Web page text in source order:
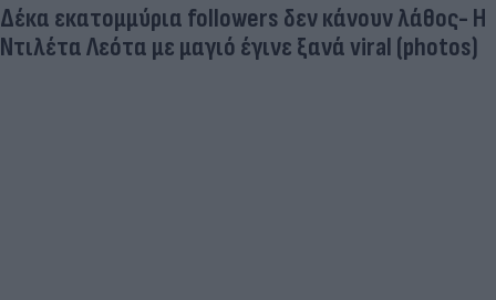
Δέκα εκατομμύρια followers δεν κάνουν λάθος- Η
Ντιλέτα Λεότα με μαγιό έγινε ξανά viral (photos)